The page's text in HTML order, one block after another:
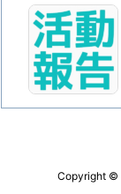
Copyright ©